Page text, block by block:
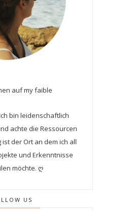
auf my faible
bin leidenschaftlich
achte die Ressourcen
ist der Ort an dem ich all
und Erkenntnisse
möchte. ღ
US